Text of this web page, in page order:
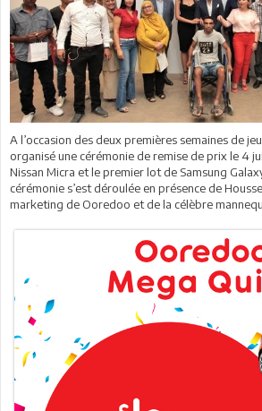
A l’occasion des deux premières semaines de
organisé une cérémonie de remise de prix le 4
Nissan Micra et le premier lot de Samsung
cérémonie s’est déroulée en présence de
marketing de Ooredoo et de la célèbre